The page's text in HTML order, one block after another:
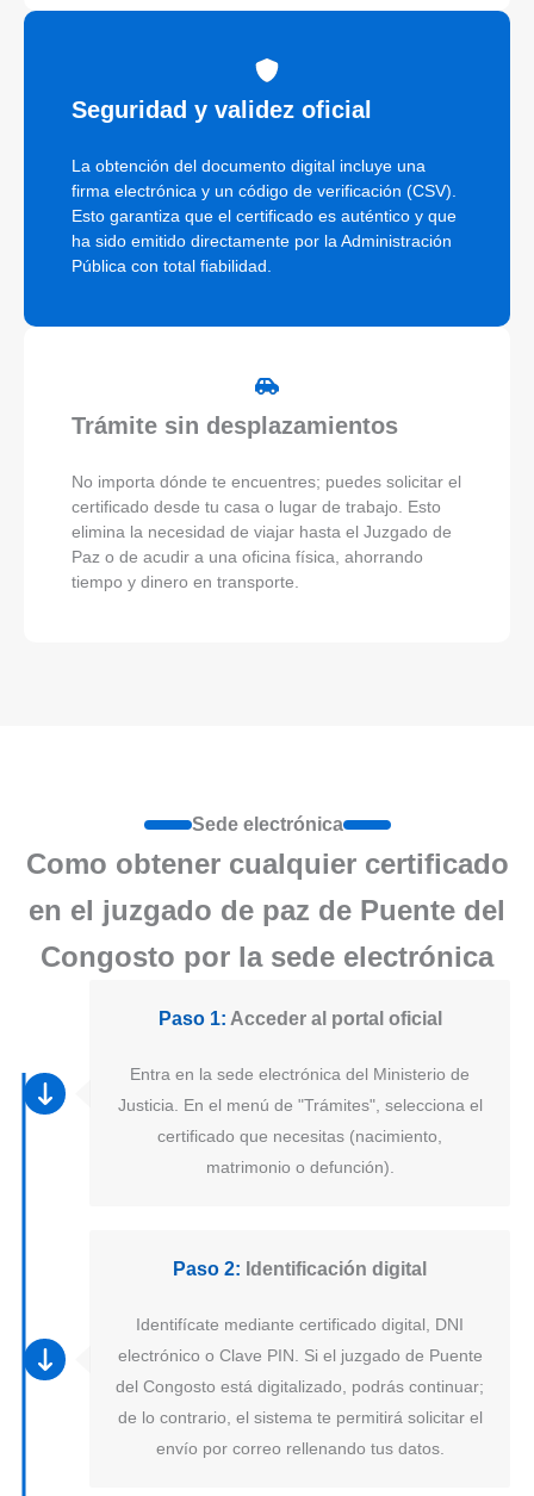
Seguridad y validez oficial
La obtención del documento digital incluye una
firma electrónica y un código de verificación (CSV).
Esto garantiza que el certificado es auténtico y que
ha sido emitido directamente por la Administración
Pública con total fiabilidad.
Trámite sin desplazamientos
No importa dónde te encuentres; puedes solicitar el
certificado desde tu casa o lugar de trabajo. Esto
elimina la necesidad de viajar hasta el Juzgado de
Paz o de acudir a una oficina física, ahorrando
tiempo y dinero en transporte.
Sede electrónica
Como obtener cualquier certificado
en el juzgado de paz de Puente del
Congosto por la sede electrónica
Paso 1: Acceder al portal oficial
Entra en la sede electrónica del Ministerio de
Justicia. En el menú de "Trámites", selecciona el
certificado que necesitas (nacimiento,
matrimonio o defunción).
Paso 2: Identificación digital
Identifícate mediante certificado digital, DNI
electrónico o Clave PIN. Si el juzgado de Puente
del Congosto está digitalizado, podrás continuar;
de lo contrario, el sistema te permitirá solicitar el
envío por correo rellenando tus datos.